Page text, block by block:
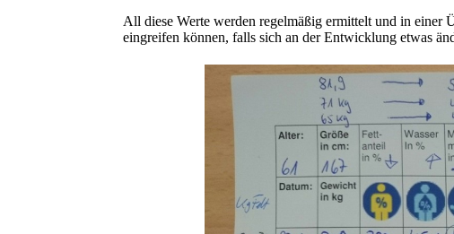
All diese Werte werden regelmäßig ermittelt und in einer
eingreifen können, falls sich an der Entwicklung etwas